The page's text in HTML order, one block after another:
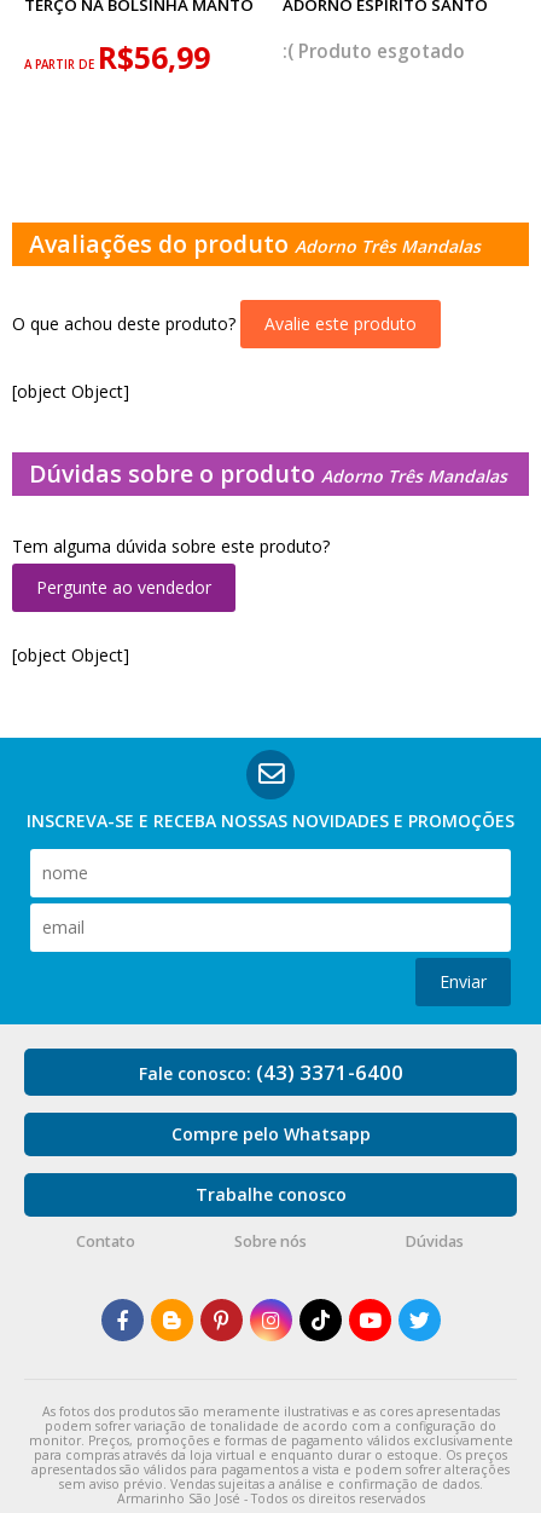
TERÇO NA BOLSINHA MANTO
A PARTIR DE R$56,99
ADORNO ESPÍRITO SANTO
esgotado
Avaliações do produto Adorno Três Mandalas
O que achou deste produto? Avalie este produto
[object Object]
Dúvidas sobre o produto Adorno Três Mandalas
Tem alguma dúvida sobre este produto?
Pergunte ao vendedor
[object Object]
INSCREVA-SE E RECEBA NOSSAS NOVIDADES E PROMOÇÕES
Enviar
Fale conosco: (43) 3371-6400
Compre pelo Whatsapp
Trabalhe conosco
Contato Sobre nós Dúvidas
As fotos dos produtos são meramente ilustrativas e as cores apresentadas
podem sofrer variação de tonalidade de acordo com a configuração do
monitor. Preços, promoções e formas de pagamento válidos exclusivamente
para compras através da loja virtual e enquanto durar o estoque. Os preços
apresentados são válidos para pagamentos a vista e podem sofrer alterações
sem aviso prévio. Vendas sujeitas a análise e confirmação de dados.
Armarinho São José - Todos os direitos reservados